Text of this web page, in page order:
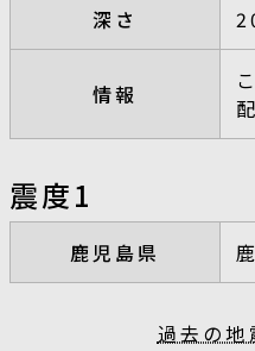
深さ
情報
震度1
鹿児島県
過去の地